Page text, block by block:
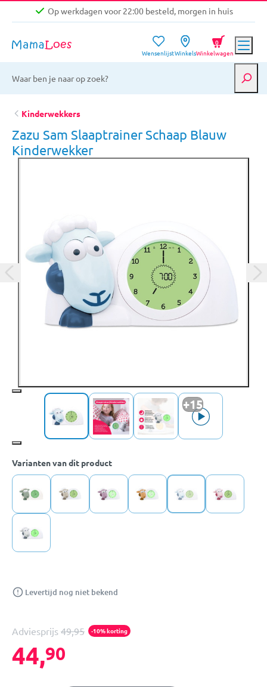
Op werkdagen voor 22:00 besteld, morgen in huis
Gratis verzending vanaf €39,-
Op werkdagen voor 22:00 besteld, morgen in huis
WensenlijstWinkelsWinkelwagen
0
Kinderwekkers
Zazu Sam Slaaptrainer Schaap Blauw
Kinderwekker
+15
Varianten van dit product
Levertijd nog niet bekend
Adviesprijs 49,95 -10% korting
44,90